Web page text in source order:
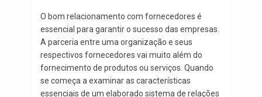
O bom relacionamento com fornecedores é
essencial para garantir o sucesso das empresas.
A parceria entre uma organização e seus
respectivos fornecedores vai muito além do
fornecimento de produtos ou serviços. Quando
se começa a examinar as características
essenciais de um elaborado sistema de relações